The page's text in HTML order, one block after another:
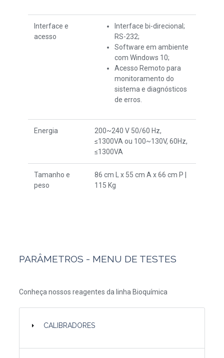
Interface e
acesso
Interface bi-direcional;
RS-232;
Software em ambiente
com Windows 10;
Acesso Remoto para
monitoramento do
sistema e diagnósticos
de erros.
Energia
200~240 V 50/60 Hz,
≤1300VA ou 100~130V, 60Hz,
≤1300VA
Tamanho e
peso
86 cm L x 55 cm A x 66 cm P |
115 Kg
PARÂMETROS - MENU DE TESTES
Conheça nossos reagentes da linha Bioquímica
CALIBRADORES